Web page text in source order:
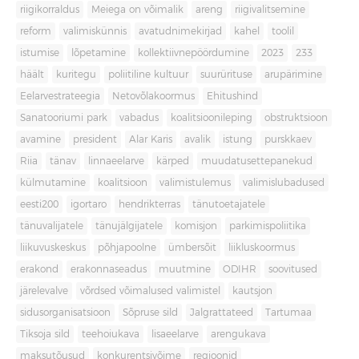
riigikorraldus Meiega on võimalik areng riigivalitsemine
reform valimiskünnis avatudnimekirjad kahel toolil
istumise lõpetamine kollektiivnepöördumine 2023 233
häält kuritegu poliitiline kultuur suurürituse arupärimine
Eelarvestrateegia Netovõlakoormus Ehitushind
Sanatooriumi park vabadus koalitsioonileping obstruktsioon
avamine president Alar Karis avalik istung purskkaev
Riia tänav linnaeelarve kärped muudatusettepanekud
külmutamine koalitsioon valimistulemus valimislubadused
eesti200 igortaro hendrikterras tänutoetajatele
tänuvalijatele tänujälgijatele komisjon parkimispoliitika
liikuvuskeskus põhjapoolne ümbersõit liikluskoormus
erakond erakonnaseadus muutmine ODIHR soovitused
järelevalve võrdsed võimalused valimistel kautsjon
sidusorganisatsioon Sõpruse sild Jalgrattateed Tartumaa
Tiksoja sild teehoiukava lisaeelarve arengukava
maksutõusud konkurentsivõime regioonid